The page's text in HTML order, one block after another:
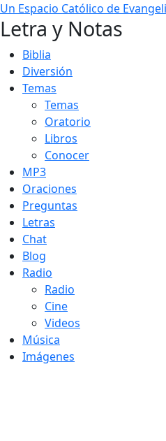
Un Espacio Católico de
Letra y Notas
Biblia
Diversión
Temas
Temas
Oratorio
Libros
Conocer
MP3
Oraciones
Preguntas
Letras
Chat
Blog
Radio
Radio
Cine
Videos
Música
Imágenes